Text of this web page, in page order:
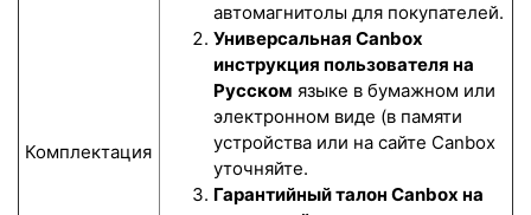
Комплектация
автомагнитолы для покупателей.
Универсальная Canbox
инструкция пользователя на
Русском языке в бумажном или
электронном виде (в памяти
устройства или на сайте Canbox
уточняйте.
Гарантийный талон Canbox на